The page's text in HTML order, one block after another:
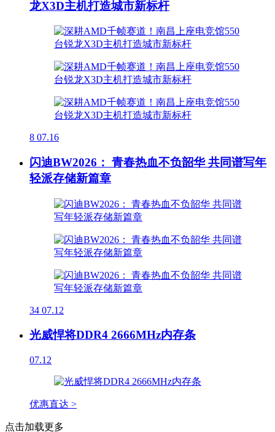
龙X3D主机打造城市新标杆
8 07.16
闪迪BW2026： 青春热血不负韶华 共同谱写年
轻派存储新篇章
34 07.12
光威悍将DDR4 2666MHz内存条
07.12
优惠直达 >
点击加载更多